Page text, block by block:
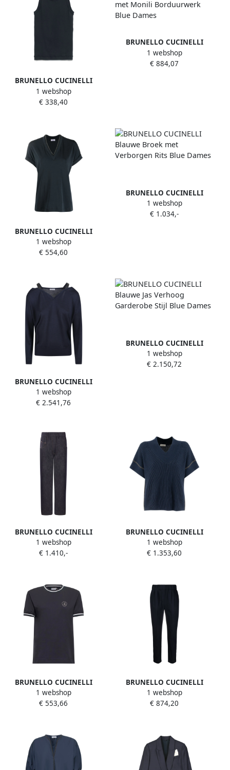
BRUNELLO CUCINELLI
Middernachtblauwe
Geribbelde Tanktop Blue
1 webshop
€ 338,40
BRUNELLO CUCINELLI
Blauwe Straight Leg Jeans
met Monili Borduurwerk
1 webshop
€ 884,07
BRUNELLO CUCINELLI
Blauwe V-hals katoenen trui
Blue Dames
1 webshop
€ 554,60
BRUNELLO CUCINELLI
Blauwe Broek met
Verborgen Rits Blue Dames
1 webshop
€ 1.034,-
BRUNELLO CUCINELLI
Blauwe Topkleding voor
Vrouwen Blue Dames
1 webshop
€ 2.541,76
BRUNELLO CUCINELLI
Blauwe Jas Verhoog
Garderobe Stijl Blue Dames
1 webshop
€ 2.150,72
BRUNELLO CUCINELLI
Katoenen Straight-Leg
Jeans Made in Italy Blue
1 webshop
€ 1.410,-
BRUNELLO CUCINELLI
Casual Katoenen T-shirt met
Iconische Borduursels Blue
1 webshop
€ 1.353,60
BRUNELLO CUCINELLI
Gestreepte Crewneck T-
shirts en Polo's Blue Dames
1 webshop
€ 553,66
BRUNELLO CUCINELLI
Blauwe Katoenen Lange
Broek Blue Dames
1 webshop
€ 874,20